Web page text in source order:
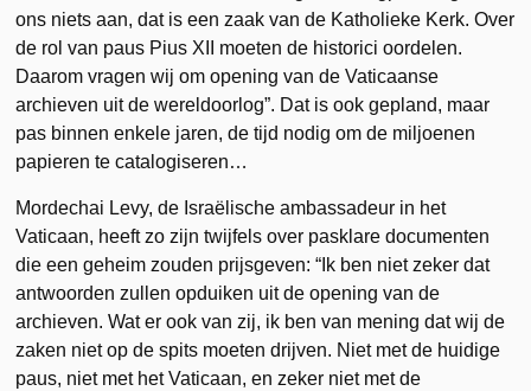
ons niets aan, dat is een zaak van de Katholieke Kerk. Over
de rol van paus Pius XII moeten de historici oordelen.
Daarom vragen wij om opening van de Vaticaanse
archieven uit de wereldoorlog”. Dat is ook gepland, maar
pas binnen enkele jaren, de tijd nodig om de miljoenen
papieren te catalogiseren…
Mordechai Levy, de Israëlische ambassadeur in het
Vaticaan, heeft zo zijn twijfels over pasklare documenten
die een geheim zouden prijsgeven: “Ik ben niet zeker dat
antwoorden zullen opduiken uit de opening van de
archieven. Wat er ook van zij, ik ben van mening dat wij de
zaken niet op de spits moeten drijven. Niet met de huidige
paus, niet met het Vaticaan, en zeker niet met de